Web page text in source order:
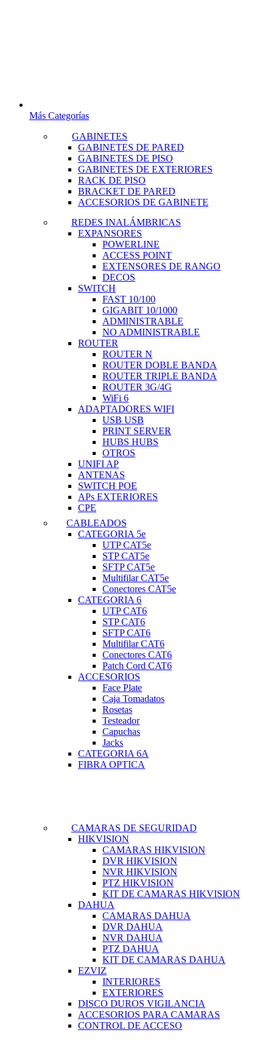
Más Categorías
GABINETES
GABINETES DE PARED
GABINETES DE PISO
GABINETES DE EXTERIORES
RACK DE PISO
BRACKET DE PARED
ACCESORIOS DE GABINETE
REDES INALÁMBRICAS
EXPANSORES
POWERLINE
ACCESS POINT
EXTENSORES DE RANGO
DECOS
SWITCH
FAST 10/100
GIGABIT 10/1000
ADMINISTRABLE
NO ADMINISTRABLE
ROUTER
ROUTER N
ROUTER DOBLE BANDA
ROUTER TRIPLE BANDA
ROUTER 3G/4G
WiFi 6
ADAPTADORES WIFI
USB USB
PRINT SERVER
HUBS HUBS
OTROS
UNIFI AP
ANTENAS
SWITCH POE
APs EXTERIORES
CPE
CABLEADOS
CATEGORIA 5e
UTP CAT5e
STP CAT5e
SFTP CAT5e
Multifilar CAT5e
Conectores CAT5e
CATEGORIA 6
UTP CAT6
STP CAT6
SFTP CAT6
Multifilar CAT6
Conectores CAT6
Patch Cord CAT6
ACCESORIOS
Face Plate
Caja Tomadatos
Rosetas
Testeador
Capuchas
Jacks
CATEGORIA 6A
FIBRA OPTICA
CAMARAS DE SEGURIDAD
HIKVISION
CAMARAS HIKVISION
DVR HIKVISION
NVR HIKVISION
PTZ HIKVISION
KIT DE CAMARAS HIKVISION
DAHUA
CAMARAS DAHUA
DVR DAHUA
NVR DAHUA
PTZ DAHUA
KIT DE CAMARAS DAHUA
EZVIZ
INTERIORES
EXTERIORES
DISCO DUROS VIGILANCIA
ACCESORIOS PARA CAMARAS
CONTROL DE ACCESO